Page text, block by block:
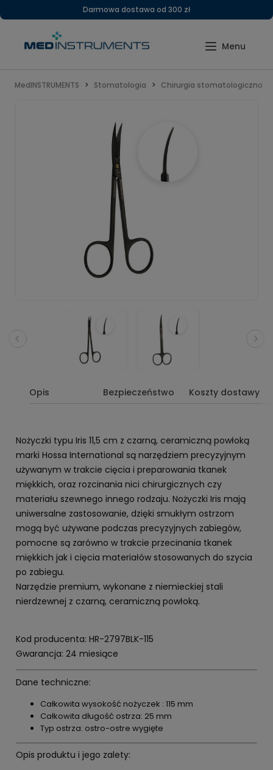
Darmowa dostawa od 300 zł
MedINSTRUMENTS Stomatologia Chirurgia stomatologiczna
Opis Bezpieczeństwo Koszty dostawy
Nożyczki typu Iris 11,5 cm z czarną, ceramiczną powłoką
marki Hossa International są narzędziem precyzyjnym
używanym w trakcie cięcia i preparowania tkanek
miękkich, oraz rozcinania nici chirurgicznych czy
materiału szewnego innego rodzaju. Nożyczki Iris mają
uniwersalne zastosowanie, dzięki smukłym ostrzom
mogą być używane podczas precyzyjnych zabiegów,
pomocne są zarówno w trakcie przecinania tkanek
miękkich jak i cięcia materiałów stosowanych do szycia
po zabiegu.
Narzędzie premium, wykonane z niemieckiej stali
nierdzewnej z czarną, ceramiczną powłoką.
Kod producenta: HR-2797BLK-115
Gwarancja: 24 miesiące
Dane techniczne:
Całkowita wysokość nożyczek : 115 mm
Całkowita długość ostrza: 25 mm
Typ ostrza: ostro-ostre wygięte
Opis produktu i jego zalety: